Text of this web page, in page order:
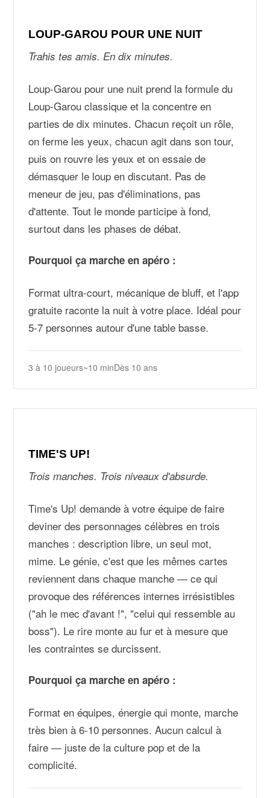
LOUP-GAROU POUR UNE NUIT
Trahis tes amis. En dix minutes.
Loup-Garou pour une nuit prend la formule du
Loup-Garou classique et la concentre en
parties de dix minutes. Chacun reçoit un rôle,
on ferme les yeux, chacun agit dans son tour,
puis on rouvre les yeux et on essaie de
démasquer le loup en discutant. Pas de
meneur de jeu, pas d'éliminations, pas
d'attente. Tout le monde participe à fond,
surtout dans les phases de débat.
Pourquoi ça marche en apéro :
Format ultra-court, mécanique de bluff, et l'app
gratuite raconte la nuit à votre place. Idéal pour
5-7 personnes autour d'une table basse.
3 à 10 joueurs~10 minDès 10 ans
TIME'S UP!
Trois manches. Trois niveaux d'absurde.
Time's Up! demande à votre équipe de faire
deviner des personnages célèbres en trois
manches : description libre, un seul mot,
mime. Le génie, c'est que les mêmes cartes
reviennent dans chaque manche — ce qui
provoque des références internes irrésistibles
("ah le mec d'avant !", "celui qui ressemble au
boss"). Le rire monte au fur et à mesure que
les contraintes se durcissent.
Pourquoi ça marche en apéro :
Format en équipes, énergie qui monte, marche
très bien à 6-10 personnes. Aucun calcul à
faire — juste de la culture pop et de la
complicité.